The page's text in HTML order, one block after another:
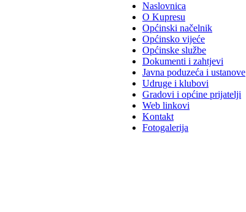
Naslovnica
O Kupresu
Općinski načelnik
Općinsko vijeće
Općinske službe
Dokumenti i zahtjevi
Javna poduzeća i ustanove
Udruge i klubovi
Gradovi i općine prijatelji
Web linkovi
Kontakt
Fotogalerija